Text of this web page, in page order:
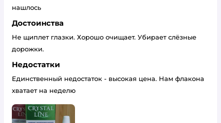
нашлось
Достоинства
Не щиплет глазки. Хорошо очищает. Убирает слёзные
дорожки.
Недостатки
Единственный недостаток - высокая цена. Нам флакона
хватает на неделю